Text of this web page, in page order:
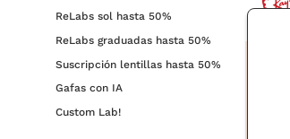
ReLabs sol hasta 50%
ReLabs graduadas hasta 50%
Suscripción lentillas hasta 50%
Gafas con IA
Custom Lab!